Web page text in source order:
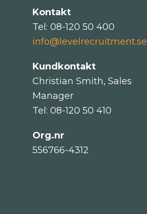
Kontakt
Tel: 08-120 50 400
info@levelrecruitment.se
Kundkontakt
Christian Smith, Sales
Manager
Tel: 08-120 50 410
Org.nr
556766-4312